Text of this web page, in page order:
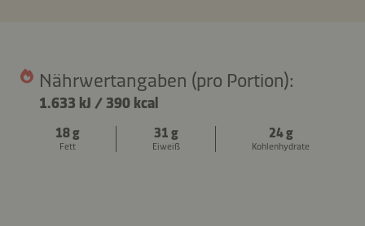
Nährwertangaben (pro Portion):
1.633 kJ / 390 kcal
18 g
Fett
31 g
Eiweiß
24 g
Kohlenhydrate